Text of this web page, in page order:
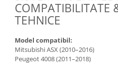
COMPATIBILITATE
TEHNICE
Model compatibil:
Mitsubishi ASX (2010–2016)
Peugeot 4008 (2011–2018)